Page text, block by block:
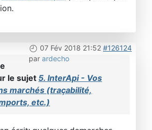
07 Fév 2018 21:52 #126124
par ardecho
le sujet 5. InterApi - Vos
marchés (traçabilité,
etc.)